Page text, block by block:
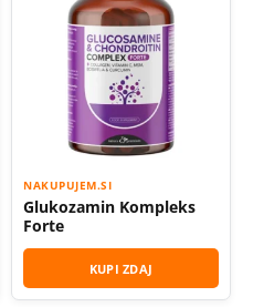
NAKUPUJEM.SI
Glukozamin Kompleks
Forte
KUPI ZDAJ